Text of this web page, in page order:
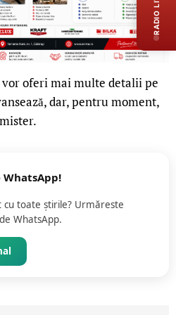
oferi mai multe detalii pe
dar, pentru moment,
toate știrile? Urmăreste
WhatsApp.
RADIO LIVE